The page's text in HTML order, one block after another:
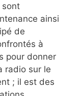
sont
ainsi
de
à
pour donner
radio sur le
; il est des